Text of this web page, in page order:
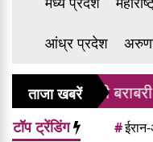
आंध्र प्रदेश
ताजा खबरें
रिकॉर्ड की बराबरी की
टॉप ट्रेंडिंग #